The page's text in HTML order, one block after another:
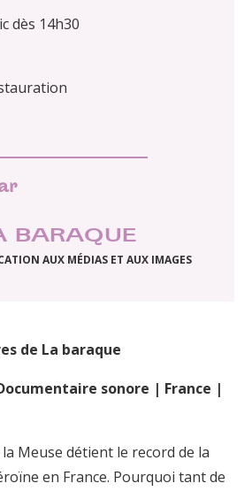
dès 14h30
BARAQUE
AUX MÉDIAS ET AUX IMAGES
de La baraque
sonore | France |
Meuse détient le record de la
en France. Pourquoi tant de